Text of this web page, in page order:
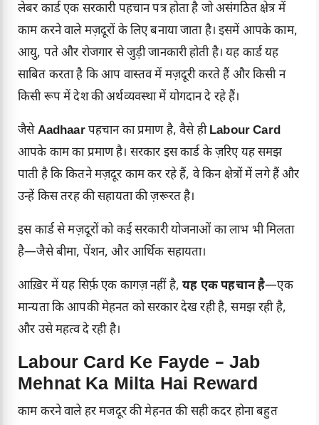
लेबर कार्ड एक सरकारी पहचान पत्र होता है जो असंगठित क्षेत्र में
काम करने वाले मज़दूरों के लिए बनाया जाता है। इसमें आपके काम,
आयु, पते और रोजगार से जुड़ी जानकारी होती है। यह कार्ड यह
साबित करता है कि आप वास्तव में मज़दूरी करते हैं और किसी न
किसी रूप में देश की अर्थव्यवस्था में योगदान दे रहे हैं।
जैसेAadhaarपहचान का प्रमाण है, वैसे हीLabour Card
आपके काम का प्रमाण है। सरकार इस कार्ड के ज़रिए यह समझ
पाती है कि कितने मज़दूर काम कर रहे हैं, वे किन क्षेत्रों में लगे हैं और
उन्हें किस तरह की सहायता की ज़रूरत है।
इस कार्ड से मज़दूरों को कई सरकारी योजनाओं का लाभ भी मिलता
है—जैसे बीमा, पेंशन, और आर्थिक सहायता।
आख़िर में यह सिर्फ़ एक कागज़ नहीं है,यह एक पहचान है—एक
मान्यता कि आपकी मेहनत को सरकार देख रही है, समझ रही है,
और उसे महत्व दे रही है।
Labour Card Ke Fayde – Jab
Mehnat Ka Milta Hai Reward
काम करने वाले हर मजदूर की मेहनत की सही कदर होना बहुत